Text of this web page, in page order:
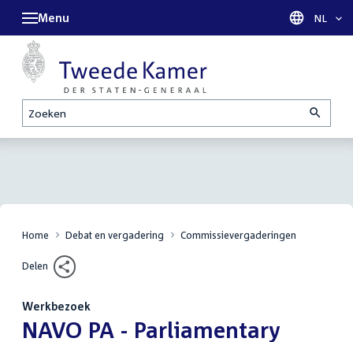
Zoeken
Menu Taal
NL
Home Debat en vergadering Commissievergaderingen
Delen
Werkbezoek
:NAVO PA - Parliamentary